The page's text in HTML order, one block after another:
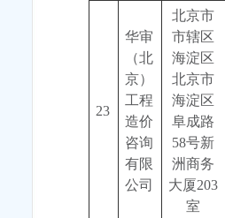
23
华审
（北
京）
工程
造价
咨询
有限
公司
北京市
市辖区
海淀区
北京市
海淀区
阜成路
58号新
洲商务
大厦203
室